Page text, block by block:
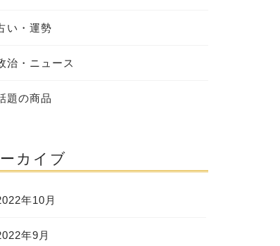
い・運勢
治・ニュース
題の商品
カイブ
年10月
年9月